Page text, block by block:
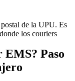
de la UPU. Es
los couriers
EMS? Paso